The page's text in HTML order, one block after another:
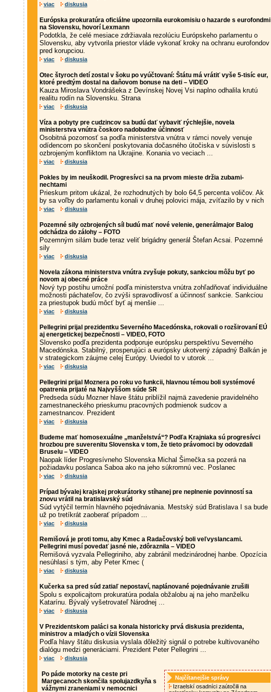
viac diskusia
Európska prokuratúra oficiálne upozornila eurokomisiu o hazarde s eurofondmi
na Slovensku, hovorí Lexmann
Podotkla, že celé mesiace zdržiavala rezolúciu Európskeho parlamentu o
Slovensku, aby vytvorila priestor vláde vykonať kroky na ochranu eurofondov
pred korupciou.
viac diskusia
Otec štyroch detí zostal v šoku po vyúčtovaní: Štátu má vrátiť vyše 5-tisíc eur,
ktoré predtým dostal na daňovom bonuse na deti – VIDEO
Kauza Miroslava Vondrášeka z Devínskej Novej Vsi naplno odhalila krutú
realitu rodín na Slovensku. Strana
viac diskusia
Víza a pobyty pre cudzincov sa budú dať vybaviť rýchlejšie, novela
ministerstva vnútra čoskoro nadobudne účinnosť
Osobitná pozornosť sa podľa ministerstva vnútra v rámci novely venuje
odídencom po skončení poskytovania dočasného útočiska v súvislosti s
ozbrojeným konfliktom na Ukrajine. Konania vo veciach ...
viac diskusia
Pokles by im neuškodil. Progresívci sa na prvom mieste držia zubami-
nechtami
Prieskum pritom ukázal, že rozhodnutých by bolo 64,5 percenta voličov. Ak
by sa voľby do parlamentu konali v druhej polovici mája, zvíťazilo by v nich
viac diskusia
Pozemné sily ozbrojených síl budú mať nové velenie, generálmajor Balog
odchádza do zálohy – FOTO
Pozemným silám bude teraz veliť brigádny generál Štefan Acsai. Pozemné
sily
viac diskusia
Novela zákona ministerstva vnútra zvyšuje pokuty, sankciou môžu byť po
novom aj obecné práce
Nový typ postihu umožní podľa ministerstva vnútra zohľadňovať individuálne
možnosti páchateľov, čo zvýši spravodlivosť a účinnosť sankcie. Sankciou
za priestupok budú môcť byť aj menšie ...
viac diskusia
Pellegrini prijal prezidentku Severného Macedónska, rokovali o rozširovaní EÚ
aj energetickej bezpečnosti – VIDEO, FOTO
Slovensko podľa prezidenta podporuje európsku perspektívu Severného
Macedónska. Stabilný, prosperujúci a európsky ukotvený západný Balkán je
v strategickom záujme celej Európy. Uviedol to v utorok ...
viac diskusia
Pellegrini prijal Moznera po roku vo funkcii, hlavnou témou boli systémové
opatrenia prijaté na Najvyššom súde SR
Predseda súdu Mozner hlave štátu priblížil najmä zavedenie pravidelného
zamestnaneckého prieskumu pracovných podmienok sudcov a
zamestnancov. Prezident
viac diskusia
Budeme mať homosexuálne „manželstvá“? Podľa Krajniaka sú progresívci
hrozbou pre suverenitu Slovenska v tom, že tieto právomoci by odovzdali
Bruselu – VIDEO
Naopak líder Progresívneho Slovenska Michal Šimečka sa pozerá na
požiadavku poslanca Saboa ako na jeho súkromnú vec. Poslanec
viac diskusia
Prípad bývalej krajskej prokurátorky stíhanej pre neplnenie povinností sa
znovu vrátil na bratislavský súd
Súd vytýčil termín hlavného pojednávania. Mestský súd Bratislava I sa bude
už po tretíkrát zaoberať prípadom ...
viac diskusia
Remišová je proti tomu, aby Kmec a Radačovský boli veľvyslancami.
Pellegrini musí povedať jasné nie, zdôraznila – VIDEO
Remišová vyzvala Pellegriniho, aby zabránil medzinárodnej hanbe. Opozícia
nesúhlasí s tým, aby Peter Kmec (
viac diskusia
Kučerka sa pred súd zatiaľ nepostaví, naplánované pojednávanie zrušili
Spolu s expolicajtom prokuratúra podala obžalobu aj na jeho manželku
Katarínu. Bývalý vyšetrovateľ Národnej ...
viac diskusia
V Prezidentskom paláci sa konala historicky prvá diskusia prezidenta,
ministrov a mladých o vízii Slovenska
Podľa hlavy štátu diskusia vyslala dôležitý signál o potrebe kultivovaného
dialógu medzi generáciami. Prezident Peter Pellegrini ...
viac diskusia
Po páde motorky na ceste pri
Margecanoch skončila spolujazdkyňa s
vážnymi zraneniami v nemocnici
Najčítanejšie správy
Izraelskí osadníci zaútočili na